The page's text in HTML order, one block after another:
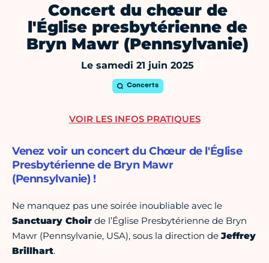
Concert du chœur de
l'Église presbytérienne de
Bryn Mawr (Pennsylvanie)
Le samedi 21 juin 2025
Concerts
Venez voir un concert du Chœur de l'Église
Presbytérienne de Bryn Mawr
(Pennsylvanie) !
Ne manquez pas une soirée inoubliable avec le
Sanctuary Choir de l’Église Presbytérienne de Bryn
Mawr (Pennsylvanie, USA), sous la direction deJeffrey
Brillhart.
VOIR LES INFOS PRATIQUES